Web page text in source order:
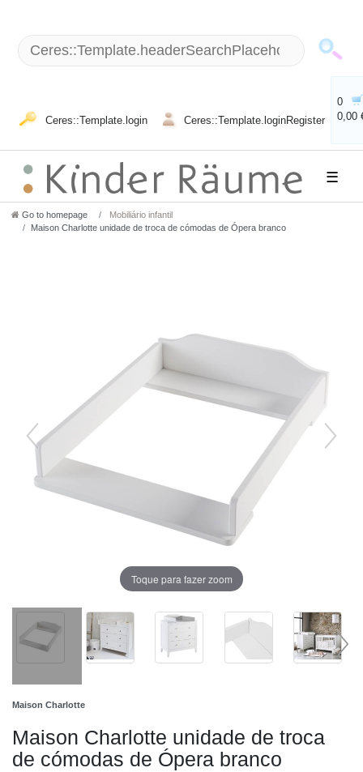
Ceres::Template.login Ceres::Template.loginRegister
0
0,00
☰
Go to homepage
Mobiliário infantil
Maison Charlotte unidade de troca de cómodas de Ópera branco
Toque para fazer zoom
Maison Charlotte
Maison Charlotte unidade de troca
de cómodas de Ópera branco